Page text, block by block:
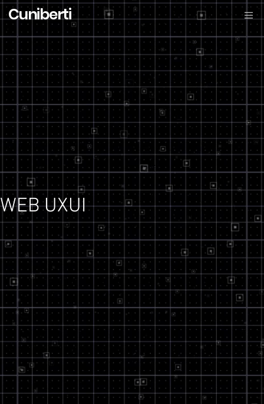
Cuniberti
WEB UXUI